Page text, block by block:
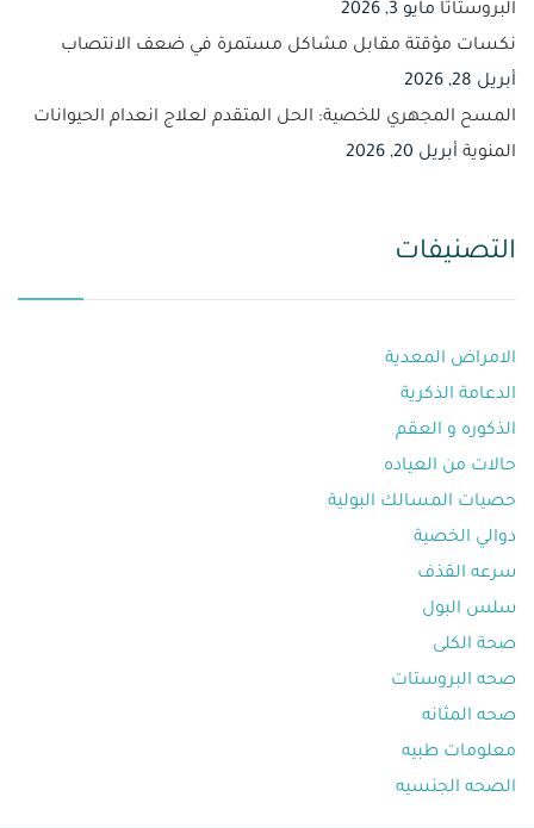
البروستاتا مايو 3, 2026
نكسات مؤقتة مقابل مشاكل مستمرة في ضعف الانتصاب
أبريل 28, 2026
المسح المجهري للخصية: الحل المتقدم لعلاج انعدام الحيوانات
المنوية أبريل 20, 2026
التصنيفات
الامراض المعدية
الدعامة الذكرية
الذكوره و العقم⁩
حالات من العياده⁩
حصيات المسالك البولية
دوالي الخصية
سرعه القذف⁩
سلس البول
صحة الكلى
صحه البروستات
صحه المثانه⁩
معلومات طبيه⁩